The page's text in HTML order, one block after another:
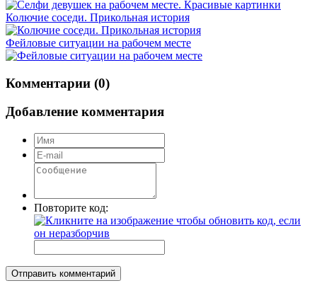
Колючие соседи. Прикольная история
Фейловые ситуации на рабочем месте
Комментарии (0)
Добавление комментария
Повторите код:
Отправить комментарий